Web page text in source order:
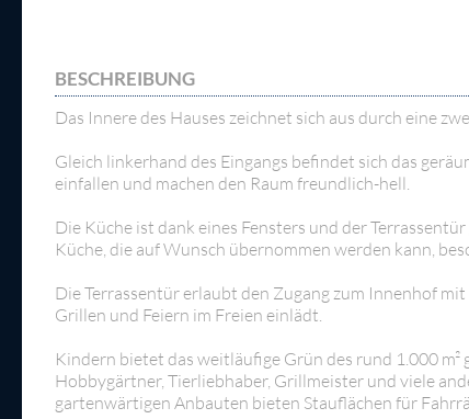
BESCHREIBUNG
Das Innere des Hauses zeichnet sich aus durch eine
Gleich linkerhand des Eingangs befindet sich das
einfallen und machen den Raum freundlich-hell.
Die Küche ist dank eines Fensters und der
Küche, die auf Wunsch übernommen werden kann,
Die Terrassentür erlaubt den Zugang zum Innenhof
Grillen und Feiern im Freien einlädt.
Kindern bietet das weitläufige Grün des rund 1.000
Hobbygärtner, Tierliebhaber, Grillmeister und viele
gartenwärtigen Anbauten bieten Stauflächen für